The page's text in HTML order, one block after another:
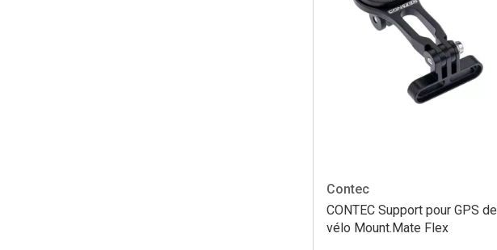
Contec
CONTEC Support pour GPS de
vélo Mount.Mate Flex